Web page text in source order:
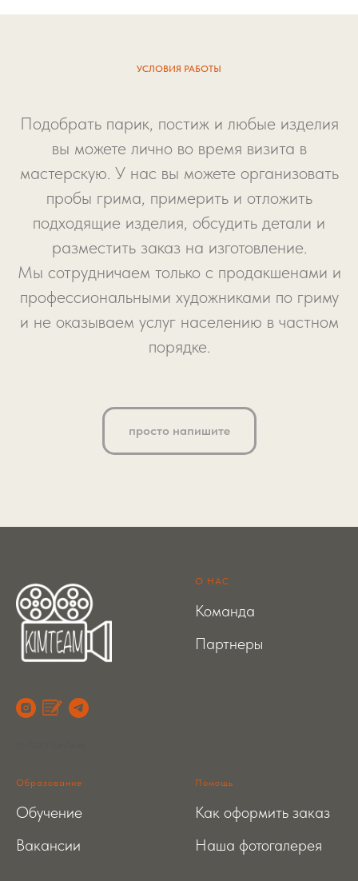
УСЛОВИЯ РАБОТЫ
Подобрать парик, постиж и любые изделия
вы можете лично во время визита в
мастерскую. У нас вы можете организовать
пробы грима, примерить и отложить
подходящие изделия, обсудить детали и
разместить заказ на изготовление.
Мы сотрудничаем только с продакшенами и
профессиональными художниками по гриму
и не оказываем услуг населению в частном
порядке.
просто напишите
О НАС
Команда
Партнеры
Образование
Обучение
Вакансии
Помощь
Как оформить заказ
Наша фотогалерея